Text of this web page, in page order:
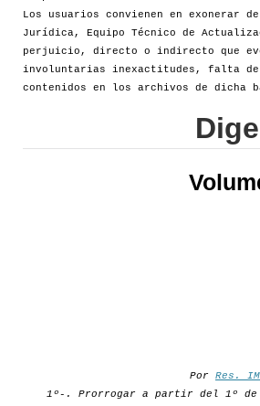
Los usuarios convienen en exonerar
Jurídica, Equipo Técnico de
perjuicio, directo o indirecto que
involuntarias inexactitudes, falta de
contenidos en los archivos de dicha
Por Res.
1º-. Prorrogar a partir del 1º de